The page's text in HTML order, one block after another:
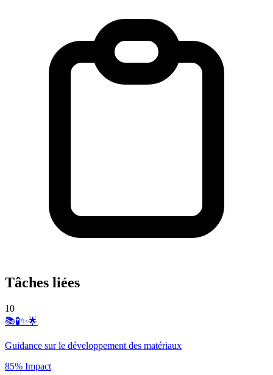
Tâches liées
10
📚🧪✨🌟
Guidance sur le développement des matériaux
85% Impact